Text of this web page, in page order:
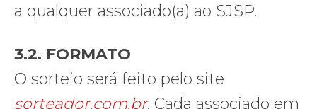
a qualquer associado(a) ao SJSP.
3.2. FORMATO
O sorteio será feito pelo site
sorteador.com.br. Cada associado em